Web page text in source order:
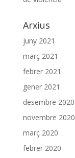
Arxius
juny 2021
març 2021
febrer 2021
gener 2021
desembre 2020
novembre 2020
març 2020
febrer 2020